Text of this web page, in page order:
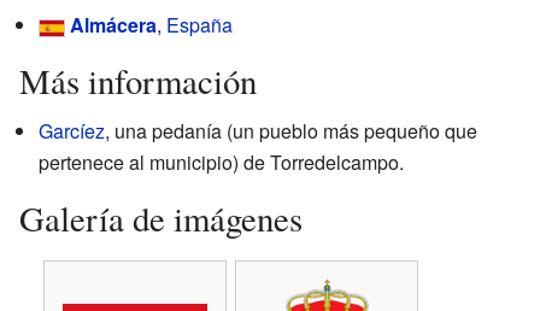
Almácera, España
Más información
Garcíez, una pedanía (un pueblo más pequeño que
pertenece al municipio) de Torredelcampo.
Galería de imágenes